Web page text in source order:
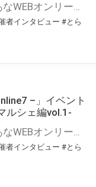
こんにちは、とらのあなWEBオンリー運営スタッフです。 新たにお届けする、イベント主催者インタビュー-マルシェ編-は、 とらのあなWEBオンリー「マルシェ」をご利用の主催様に 「マルシェ」を使ってイベントを開催した感想や心がけをお聞きする企画です。 今回は、WEBオンリー初開催「駄菓子と唐揚げ、きみの青」より、 主催のぎこ六屋様にお話を伺いました。 協力：ぎこ六屋様／イベント公式Twitter（@krkgwks） とらのあなWEBオンリー「マルシェ」とは？ WEBオンリーでリアルタイムでコミュニケーションがとれるオンライン会場です。
者インタビュー #とら
–」イベント
ルシェ編vol.1-
こんにちは、とらのあなWEBオンリー運営スタッフです。 新たにお届けする、イベント主催者インタビュー-マルシェ編-は、 とらのあなWEBオンリー「マルシェ」をご利用した主催様に 「マルシェ」を使って開催した感想や心がけをお聞きする企画です。 今回は、WEBオンリー開催7回目迎えた「マレシルプラン – Online7 –」より、 主催の玉川うた様にお話を伺いました。 ▼マレシルプランのインタビュー前回記事 「イベント主催者インタビュー vol.6」はこちら 協力：玉川うた様（マレシルプラン実行委員会 代表）／イベント公式Twitter（@mallesil_plan） とらのあなWEBオンリー「マルシェ」とは？ WEBオンリーでリアルタイムでコミュニケーションがとれるオンライン会場です。
者インタビュー #とら